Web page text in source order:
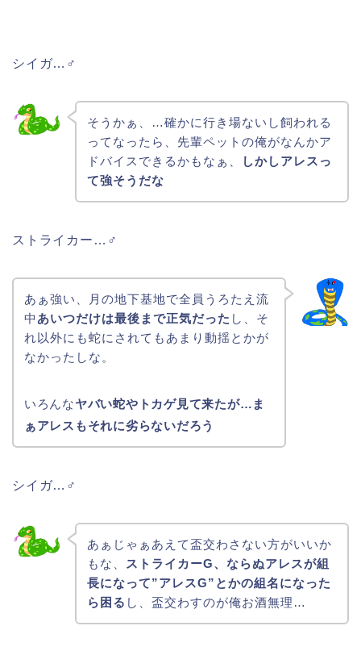
シイガ…♂
そうかぁ、…確かに行き場ないし飼われる
ってなったら、先輩ペットの俺がなんかア
ドバイスできるかもなぁ、
しかしアレスっ
て強そうだな
ストライカー…♂
あぁ強い、月の地下基地で全員うろたえ流
中 あいつだけは最後まで正気だった し、そ
れ以外にも蛇にされてもあまり動揺とかが
なかったしな。
いろんなヤバい蛇やトカゲ見て来たが…ま
ぁアレスもそれに劣らないだろう
シイガ…♂
あぁじゃぁあえて盃交わさない方がいいか
もな、
ストライカーG、ならぬアレスが組
長になって”アレスG”とかの組名になった
ら困る し、盃交わすのが俺お酒無理…